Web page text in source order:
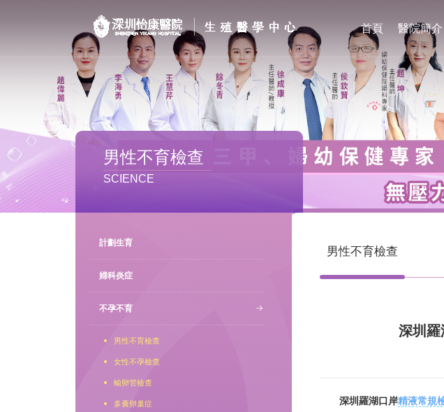
首頁 醫院簡介
醫院簡介
私密處整形
專家團隊
男性不育檢查
SCIENCE
計劃生育
婦科炎症
不孕不育
男性不育檢查
女性不孕檢查
輸卵管檢查
多囊卵巢症
男性不育檢查
深圳
深圳羅湖口岸精液常規